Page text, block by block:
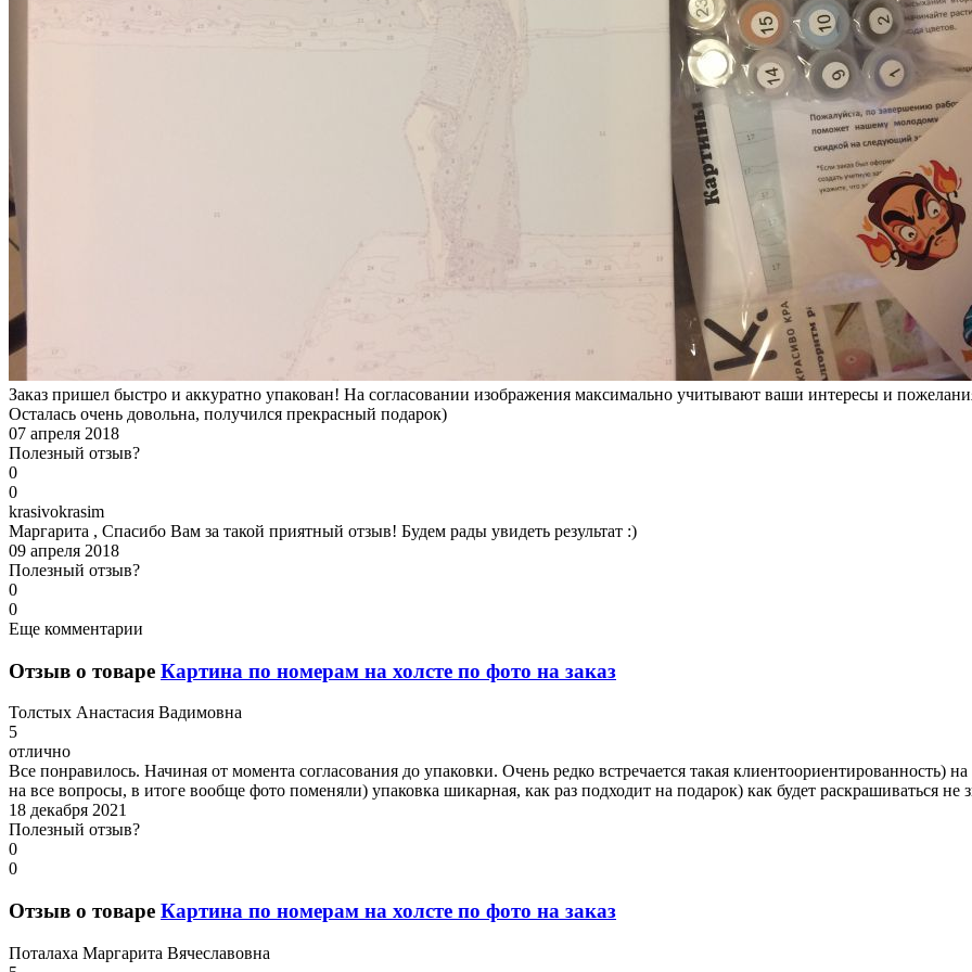
Заказ пришел быстро и аккуратно упакован! На согласовании изображения максимально учитывают ваши интересы и
Осталась очень довольна, получился прекрасный подарок)
07 апреля 2018
Полезный отзыв?
0
0
krasivokrasim
Маргарита , Спасибо Вам за такой приятный отзыв! Будем рады увидеть результат :)
09 апреля 2018
Полезный отзыв?
0
0
Еще комментарии
Отзыв о товаре Картина по номерам на холсте по фото на заказ
Толстых Анастасия Вадимовна
5
отлично
Все понравилось. Начиная от момента согласования до упаковки. Очень редко встречается такая клиентоориентированность)
на все вопросы, в итоге вообще фото поменяли) упаковка шикарная, как раз подходит на подарок) как будет раскрашиваться не
18 декабря 2021
Полезный отзыв?
0
0
Отзыв о товаре Картина по номерам на холсте по фото на заказ
Поталаха Маргарита Вячеславовна